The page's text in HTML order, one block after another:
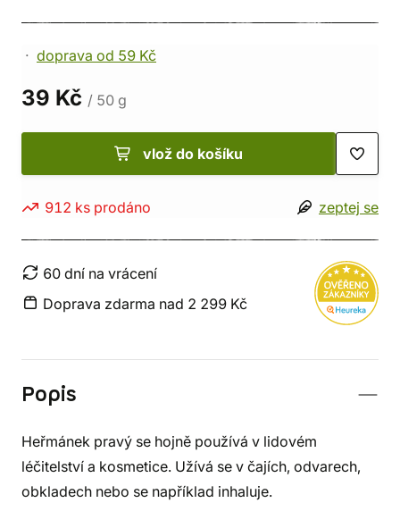
doprava od 59 Kč
39 Kč / 50 g
vlož do košíku
912 ks prodáno zeptej se
60 dní na vrácení
Doprava zdarma nad 2 299 Kč
Popis
Heřmánek pravý se hojně používá v lidovém
léčitelství a kosmetice. Užívá se v čajích, odvarech,
obkladech nebo se například inhaluje.